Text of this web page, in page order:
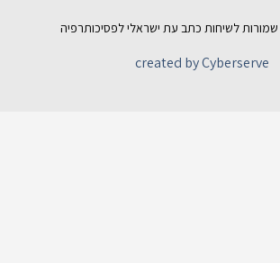
שמורות לשיחות כתב עת ישראלי לפסיכותרפיה
created by Cyberserve